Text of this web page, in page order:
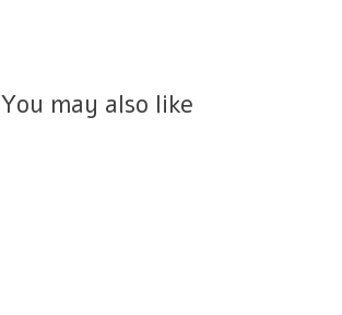
You may also like